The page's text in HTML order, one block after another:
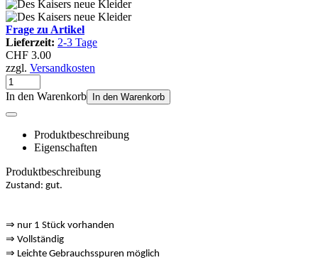
Frage zu Artikel
Lieferzeit: 2-3 Tage
CHF 3.00
zzgl. Versandkosten
In den Warenkorb In den Warenkorb
Produktbeschreibung
Eigenschaften
Produktbeschreibung
Zustand: gut.
⇒ nur 1 Stück vorhanden
⇒ Vollständig
⇒ ️ Leichte Gebrauchsspuren möglich